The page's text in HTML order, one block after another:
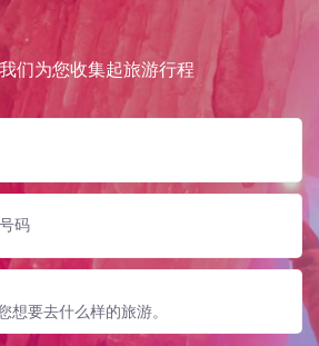
们为您收集起旅游行程
码